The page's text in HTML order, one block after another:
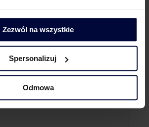
Zezwól na wszystkie
Spersonalizuj
Odmowa
podziemne.